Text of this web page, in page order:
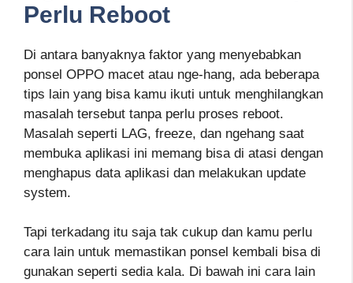
Perlu Reboot
Di antara banyaknya faktor yang menyebabkan
ponsel OPPO macet atau nge-hang, ada beberapa
tips lain yang bisa kamu ikuti untuk menghilangkan
masalah tersebut tanpa perlu proses reboot.
Masalah seperti LAG, freeze, dan ngehang saat
membuka aplikasi ini memang bisa di atasi dengan
menghapus data aplikasi dan melakukan update
system.
Tapi terkadang itu saja tak cukup dan kamu perlu
cara lain untuk memastikan ponsel kembali bisa di
gunakan seperti sedia kala. Di bawah ini cara lain